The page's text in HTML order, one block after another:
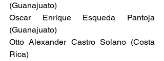
(Guanajuato)
Oscar Enrique Esqueda Pantoja
(Guanajuato)
Otto Alexander Castro Solano (Costa
Rica)